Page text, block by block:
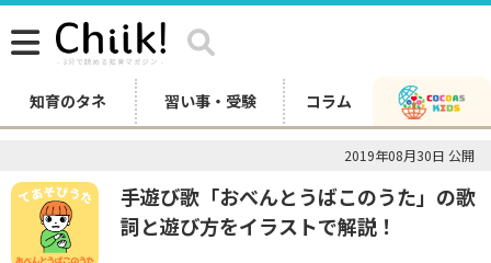
知育のタネ 習い事・受験 コラム
2019年08月30日 公開
手遊び歌「おべんとうばこのうた」の歌
詞と遊び方をイラストで解説！